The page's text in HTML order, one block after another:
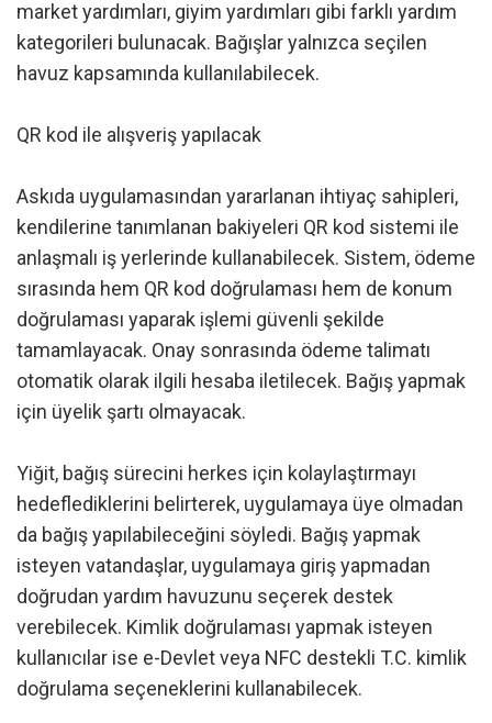
market yardımları, giyim yardımları gibi farklı yardım
kategorileri bulunacak. Bağışlar yalnızca seçilen
havuz kapsamında kullanılabilecek.
QR kod ile alışveriş yapılacak
Askıda uygulamasından yararlanan ihtiyaç sahipleri,
kendilerine tanımlanan bakiyeleri QR kod sistemi ile
anlaşmalı iş yerlerinde kullanabilecek. Sistem, ödeme
sırasında hem QR kod doğrulaması hem de konum
doğrulaması yaparak işlemi güvenli şekilde
tamamlayacak. Onay sonrasında ödeme talimatı
otomatik olarak ilgili hesaba iletilecek. Bağış yapmak
için üyelik şartı olmayacak.
Yiğit, bağış sürecini herkes için kolaylaştırmayı
hedeflediklerini belirterek, uygulamaya üye olmadan
da bağış yapılabileceğini söyledi. Bağış yapmak
isteyen vatandaşlar, uygulamaya giriş yapmadan
doğrudan yardım havuzunu seçerek destek
verebilecek. Kimlik doğrulaması yapmak isteyen
kullanıcılar ise e-Devlet veya NFC destekli T.C. kimlik
doğrulama seçeneklerini kullanabilecek.